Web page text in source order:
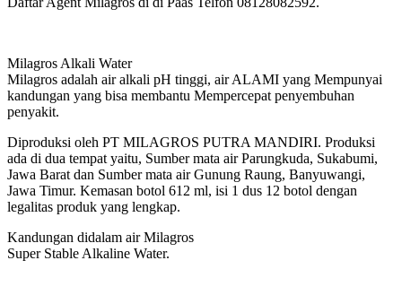
Milagros Alkali Water
Milagros adalah air alkali pH tinggi, air ALAMI yang Mempunyai
kandungan yang bisa membantu Mempercepat penyembuhan
penyakit.
Diproduksi oleh PT MILAGROS PUTRA MANDIRI. Produksi
ada di dua tempat yaitu, Sumber mata air Parungkuda, Sukabumi,
Jawa Barat dan Sumber mata air Gunung Raung, Banyuwangi,
Jawa Timur. Kemasan botol 612 ml, isi 1 dus 12 botol dengan
legalitas produk yang lengkap.
Kandungan didalam air Milagros
Super Stable Alkaline Water.